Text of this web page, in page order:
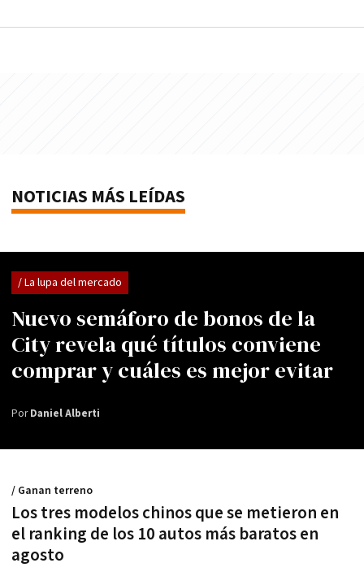
NOTICIAS MÁS LEÍDAS
Nuevo semáforo de bonos de la
City revela qué títulos conviene
comprar y cuáles es mejor evitar
/ La lupa del mercado
PorDaniel Alberti
Los tres modelos chinos que se metieron en
el ranking de los 10 autos más baratos en
agosto
/ Ganan terreno